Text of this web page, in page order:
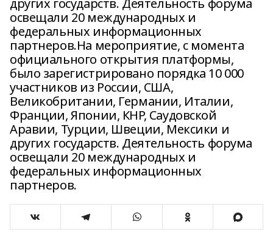
других государств. Деятельность форума
освещали 20 международных и
федеральных информационных
партнеров.На мероприятие, с момента
официального открытия платформы,
было зарегистрировано порядка 10 000
участников из России, США,
Великобритании, Германии, Италии,
Франции, Японии, КНР, Саудовской
Аравии, Турции, Швеции, Мексики и
других государств. Деятельность форума
освещали 20 международных и
федеральных информационных
партнеров.